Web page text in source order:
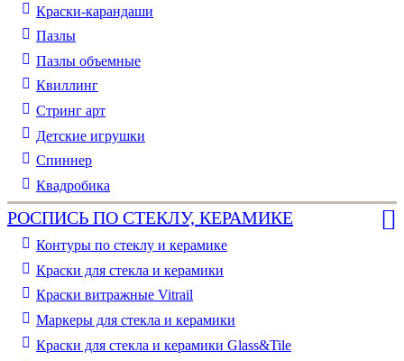
Краски-карандаши
Пазлы
Пазлы объемные
Квиллинг
Стринг арт
Детские игрушки
Спиннер
Квадробика
РОСПИСЬ ПО СТЕКЛУ, КЕРАМИКЕ
Контуры по стеклу и керамике
Краски для стекла и керамики
Краски витражные Vitrail
Маркеры для стекла и керамики
Краски для стекла и керамики Glass&Tile